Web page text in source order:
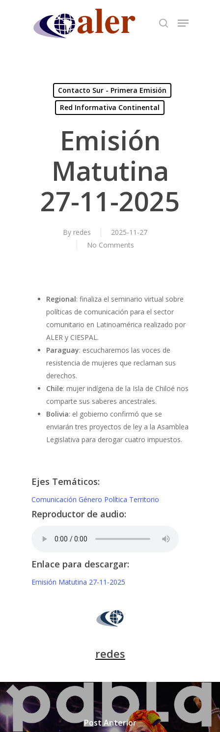
Contacto Sur - Primera Emisión
Red Informativa Continental
Emisión
Matutina
27-11-2025
By redes
2025-11-27
No Comments
Regional: finaliza el seminario virtual sobre
políticas de comunicación para el sector
comunitario en Latinoamérica realizado por
ALER y CIESPAL.
Paraguay: escucharemos las voces de
resistencia de mujeres que reclaman sus
derechos.
Chile: mujer indígena de la Isla de Chiloé nos
comparte sus saberes ancestrales.
Bolivia: el gobierno confirmó que se
enviarán tres proyectos de ley a la Asamblea
Legislativa para derogar cuatro impuestos.
Ejes Temáticos:
Comunicación Género Política Territorio
Reproductor de audio:
Enlace para descargar:
Emisión Matutina 27-11-2025
redes
Post Anterior